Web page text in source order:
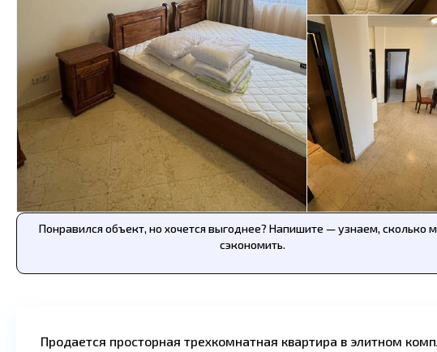
Понравился объект, но хочется выгоднее? Напишите — узнаем, сколько
сэкономить.
Продается просторная трехкомнатная квартира в элитном